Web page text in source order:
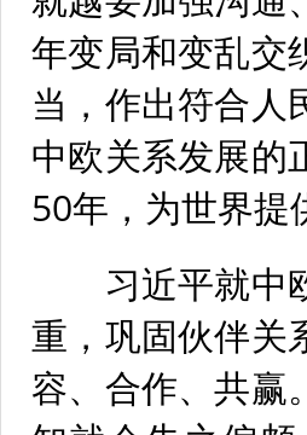
年变局和变乱交
当，作出符合人
中欧关系发展的
50年，为世界提
习近平就中欧
重，巩固伙伴关
容、合作、共赢